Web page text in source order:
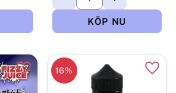
Lägg till i favoriter
16%